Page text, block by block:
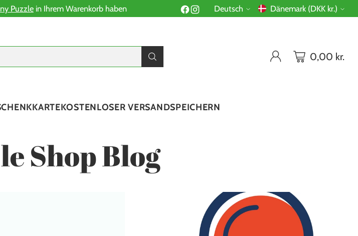
Puzzlein Ihrem Warenkorb haben
Sprache
Deutsch
Währung
Dänemark (DKK kr.)
0,00 kr.
KOSTENLOSER VERSANDSPEICHERN
Shop Blog